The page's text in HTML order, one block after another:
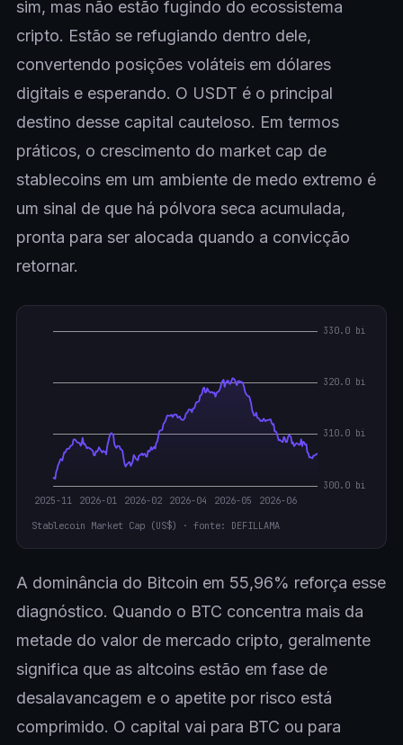
sim, mas não estão fugindo do ecossistema
cripto. Estão se refugiando dentro dele,
convertendo posições voláteis em dólares
digitais e esperando. O USDT é o principal
destino desse capital cauteloso. Em termos
práticos, o crescimento do market cap de
stablecoins em um ambiente de medo extremo é
um sinal de que há pólvora seca acumulada,
pronta para ser alocada quando a convicção
retornar.
Stablecoin Market Cap (US$) · fonte: DEFILLAMA
A dominância do Bitcoin em 55,96% reforça esse
diagnóstico. Quando o BTC concentra mais da
metade do valor de mercado cripto, geralmente
significa que as altcoins estão em fase de
desalavancagem e o apetite por risco está
comprimido. O capital vai para BTC ou para